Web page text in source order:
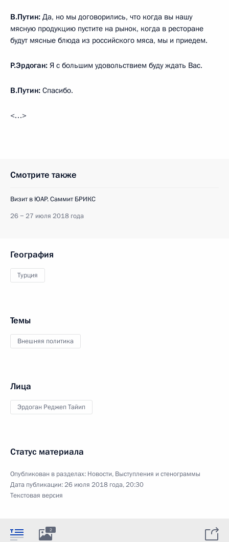
В.Путин: Да, но мы договорились, что когда вы нашу
мясную продукцию пустите на рынок, когда в ресторане
будут мясные блюда из российского мяса, мы и приедем.
Р.Эрдоган: Я с большим удовольствием буду ждать Вас.
В.Путин: Спасибо.
<…>
Смотрите также
Визит в ЮАР. Саммит БРИКС
26 − 27 июля 2018 года
География
Турция
Темы
Внешняя политика
Лица
Эрдоган Реджеп Тайип
Статус материала
Опубликован в разделах: Новости, Выступления и стенограммы
Дата публикации:26 июля 2018 года, 20:30
Текстовая версия
2